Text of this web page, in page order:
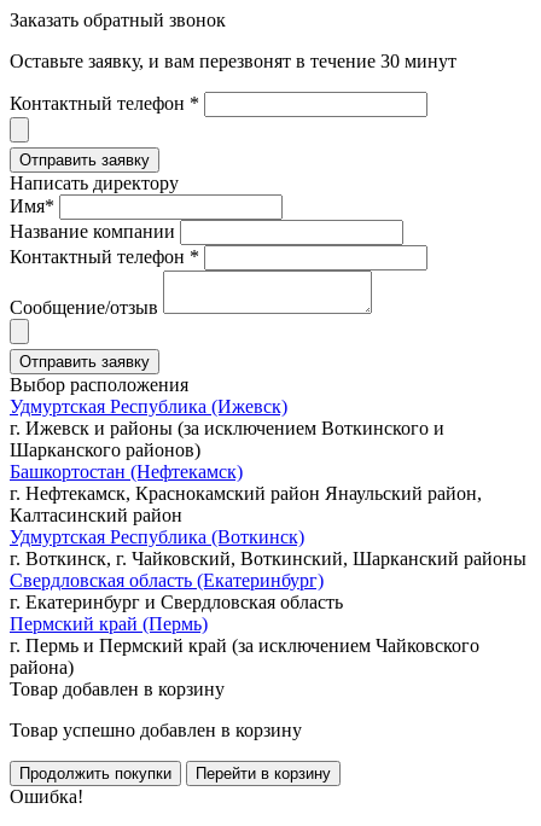
Заказать обратный звонок
Оставьте заявку, и вам перезвонят в течение 30 минут
Контактный телефон *
Написать директору
Имя*
Название компании
Контактный телефон *
Сообщение/отзыв
Выбор расположения
Удмуртская Республика (Ижевск)
г. Ижевск и районы (за исключением Воткинского и
Шарканского районов)
Башкортостан (Нефтекамск)
г. Нефтекамск, Краснокамский район Янаульский район,
Калтасинский район
Удмуртская Республика (Воткинск)
г. Воткинск, г. Чайковский, Воткинский, Шарканский районы
Свердловская область (Екатеринбург)
г. Екатеринбург и Свердловская область
Пермский край (Пермь)
г. Пермь и Пермский край (за исключением Чайковского
района)
Товар добавлен в корзину
Товар успешно добавлен в корзину
Ошибка!